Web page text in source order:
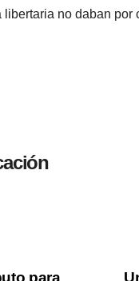
no daban por
para